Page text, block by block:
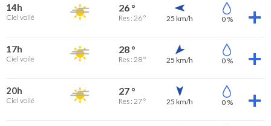
14h
Ciel voilé
26 °
Res : 26 ° 25 km/h 0 %
17h
Ciel voilé
28 °
Res : 28 ° 25 km/h 0 %
20h
Ciel voilé
27 °
Res : 27 ° 25 km/h 0 %